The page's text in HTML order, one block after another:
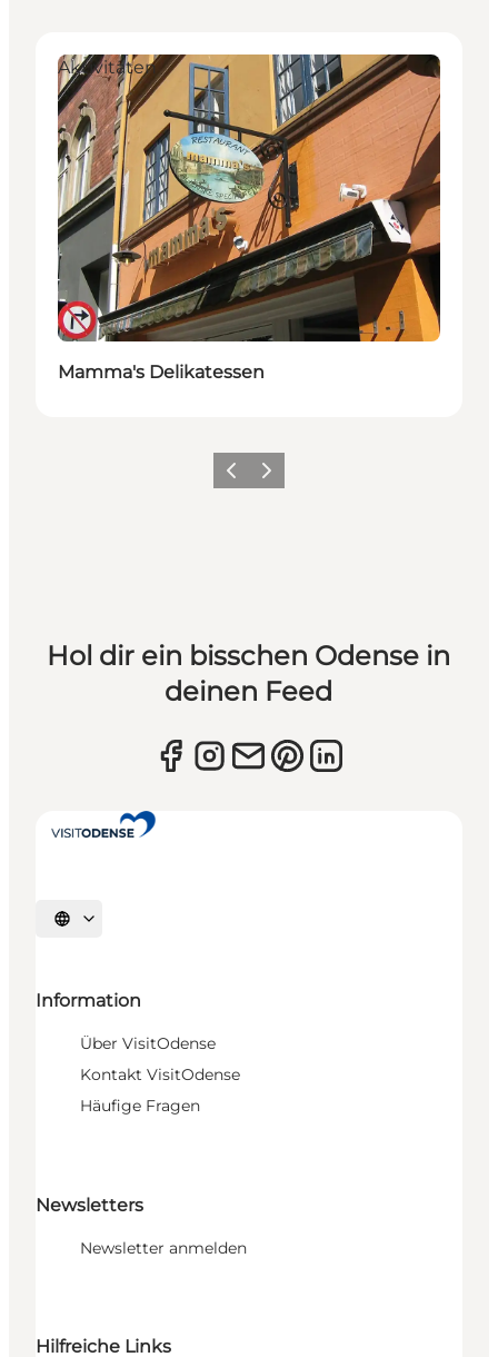
Aktivitäten
Mamma's Delikatessen
ZurückWeiter
Hol dir ein bisschen Odense in
deinen Feed
Sprache auswählen
Information
Über VisitOdense
Kontakt VisitOdense
Häufige Fragen
Newsletters
Newsletter anmelden
Hilfreiche Links